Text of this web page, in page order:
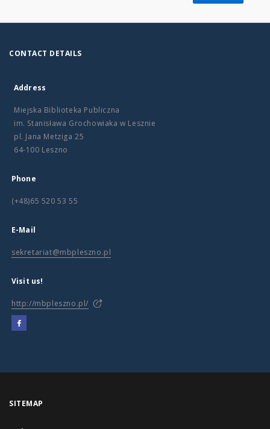
CONTACT DETAILS
Address
Miejska Biblioteka Publiczna
im. Stanisława Grochowiaka w Lesznie
pl. Jana Metziga 25
64-100 Leszno
Phone
(+48)65 520 53 55
E-Mail
sekretariat@mbpleszno.pl
Visit us!
http://mbpleszno.pl/
SITEMAP